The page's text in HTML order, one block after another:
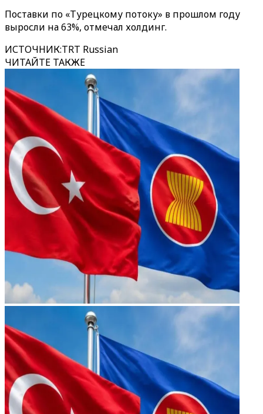
Поставки по «Турецкому потоку» в прошлом году
выросли на 63%, отмечал холдинг.
ИСТОЧНИК:TRT Russian
ЧИТАЙТЕ ТАКЖЕ